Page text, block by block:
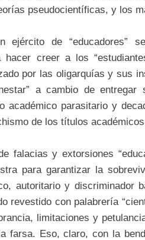
pseudocientíficas, y los
ejército de “educadores”
hacer creer a los
por las oligarquías y sus
a cambio de
académico parasitario y
de los títulos
falacias y extorsiones
para garantizar la
autoritario y discriminador
revestido con palabrería
limitaciones y
farsa. Eso, claro, con la